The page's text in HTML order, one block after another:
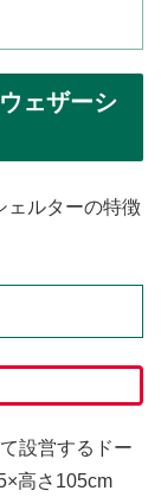
ェザーシ
ェルターの特徴
設営するドー
高さ105cm